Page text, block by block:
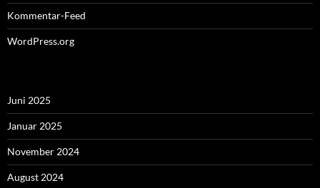
Kommentar-Feed
WordPress.org
Juni 2025
Januar 2025
November 2024
August 2024